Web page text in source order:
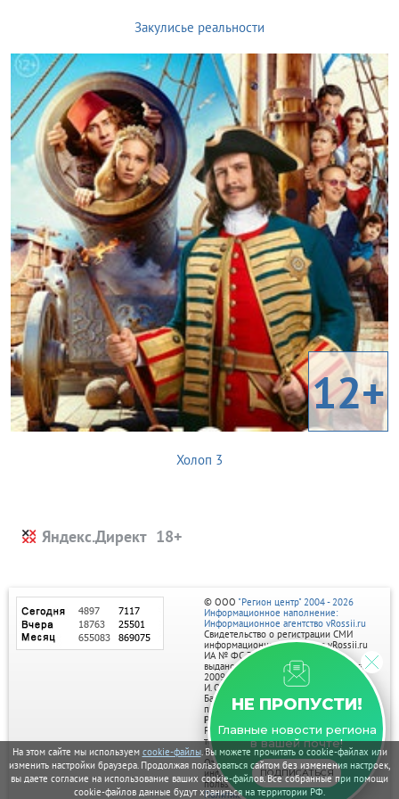
На этом сайте мы используем cookie-файлы. Вы можете прочитать о cookie-файлах или
изменить настройки браузера. Продолжая пользоваться сайтом без изменения настроек,
вы даете согласие на использование ваших cookie-файлов. Все собранные при помощи
cookie-файлов данные будут храниться на территории РФ.
Закулисье реальности
12+
Холоп 3
Яндекс.Директ
НЕ ПРОПУСТИ!
Главные новости региона
в вашей почте!
ПОДПИСАТЬСЯ
© ООО "Регион центр" 2004 - 2026
Информационное наполнение:
Информационное агентство vRossii.ru
Свидетельство о регистрации СМИ
информационного агентства vRossii.ru
ИА № ФС 77‑35502
выдано РОСКОМНАДЗОРом 04 марта
2009г.
И. О. Главного редактора Нарыков А. Н.
Баннеры на портале размещаются на
правах рекламы.
Реклама на портале:
Рекламное агентство "Умный маркетинг"
тел. 7-910-267-70-40,
email: umnyy.marketing@yandex.ru
Отдельные публикации могут содержать
информацию, не предназначенную для
пользователей до 18 лет.
Политика в отношении обработки